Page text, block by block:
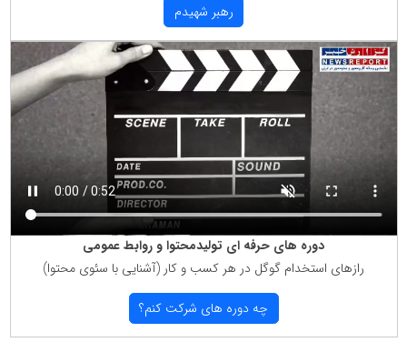
رهبر شهیدم
دوره های حرفه ای تولیدمحتوا و روابط عمومی
رازهای استخدام گوگل در هر كسب و كار (آشنایی با سئوی محتوا)
چه دوره های شركت كنم؟